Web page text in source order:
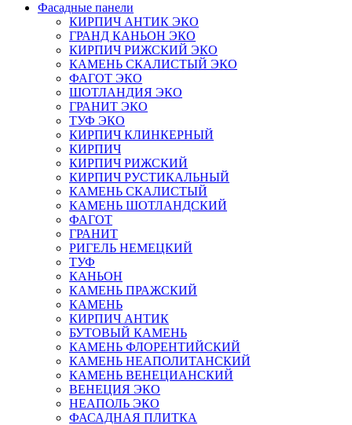
Фасадные панели
КИРПИЧ АНТИК ЭКО
ГРАНД КАНЬОН ЭКО
КИРПИЧ РИЖСКИЙ ЭКО
КАМЕНЬ СКАЛИСТЫЙ ЭКО
ФАГОТ ЭКО
ШОТЛАНДИЯ ЭКО
ГРАНИТ ЭКО
ТУФ ЭКО
КИРПИЧ КЛИНКЕРНЫЙ
КИРПИЧ
КИРПИЧ РИЖСКИЙ
КИРПИЧ РУСТИКАЛЬНЫЙ
КАМЕНЬ СКАЛИСТЫЙ
КАМЕНЬ ШОТЛАНДСКИЙ
ФАГОТ
ГРАНИТ
РИГЕЛЬ НЕМЕЦКИЙ
ТУФ
КАНЬОН
КАМЕНЬ ПРАЖСКИЙ
КАМЕНЬ
КИРПИЧ АНТИК
БУТОВЫЙ КАМЕНЬ
КАМЕНЬ ФЛОРЕНТИЙСКИЙ
КАМЕНЬ НЕАПОЛИТАНСКИЙ
КАМЕНЬ ВЕНЕЦИАНСКИЙ
ВЕНЕЦИЯ ЭКО
НЕАПОЛЬ ЭКО
ФАСАДНАЯ ПЛИТКА